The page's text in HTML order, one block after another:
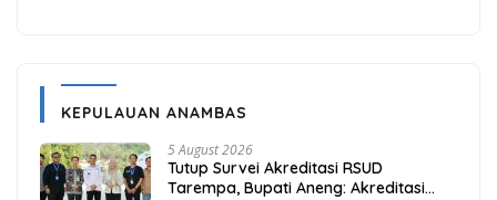
KEPULAUAN ANAMBAS
5 August 2026
Tutup Survei Akreditasi RSUD
Tarempa, Bupati Aneng: Akreditasi